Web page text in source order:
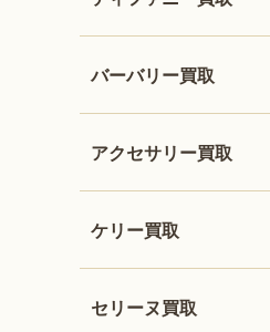
バーバリー買取
アクセサリー買取
ケリー買取
セリーヌ買取